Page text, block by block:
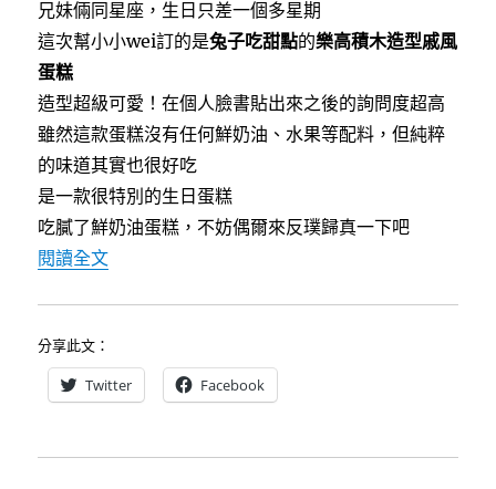
兄妹倆同星座，生日只差一個多星期
這次幫小小wei訂的是兔子吃甜點的樂高積木造型戚風
蛋糕
造型超級可愛！在個人臉書貼出來之後的詢問度超高
雖然這款蛋糕沒有任何鮮奶油、水果等配料，但純粹
的味道其實也很好吃
是一款很特別的生日蛋糕
吃膩了鮮奶油蛋糕，不妨偶爾來反璞歸真一下吧
閱讀全文〈[台中南區]兔子吃甜點~可宅配的超可愛樂高造
分享此文：
Twitter Facebook